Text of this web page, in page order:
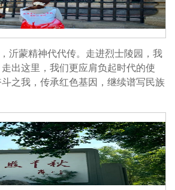
沂蒙精神代代传。走进烈士陵园，我
出这里，我们更应肩负起时代的使
之我，传承红色基因，继续谱写民族